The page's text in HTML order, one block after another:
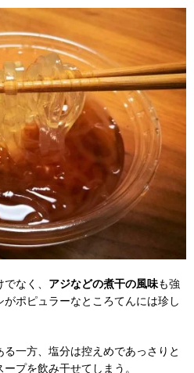
なく、 アジなどの煮干の風味も強
ポピュラーなところてんには珍し
一方、塩分は控えめであっさりと
プを飲み干せてしまう。